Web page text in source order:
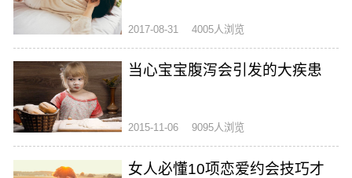
2017-08-31 4005人浏览
当心宝宝腹泻会引发的大疾患
2015-11-06 9095人浏览
女人必懂10项恋爱约会技巧才